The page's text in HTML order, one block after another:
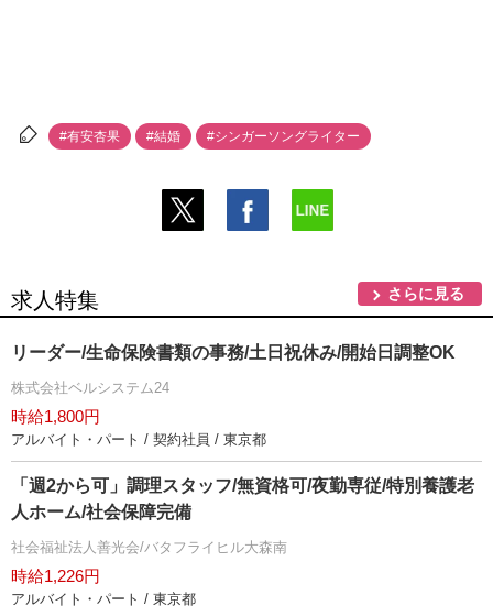
#有安杏果 #結婚 #シンガーソングライター
求人特集 さらに見る
リーダー/生命保険書類の事務/土日祝休み/開始日調整OK
株式会社ベルシステム24
時給1,800円
アルバイト・パート / 契約社員 / 東京都
「週2から可」調理スタッフ/無資格可/夜勤専従/特別養護老
人ホーム/社会保障完備
社会福祉法人善光会/バタフライヒル大森南
時給1,226円
アルバイト・パート / 東京都